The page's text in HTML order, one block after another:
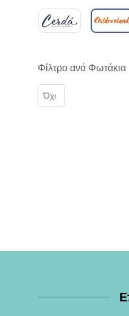
Φίλτρο ανά Φωτάκια
Όχι